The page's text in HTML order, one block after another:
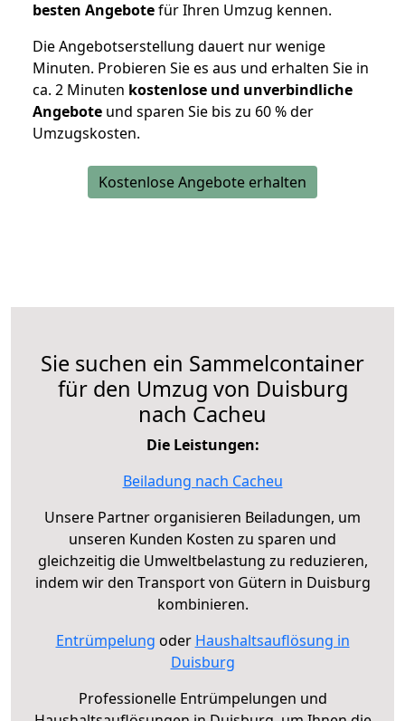
besten Angebotefür Ihren Umzug kennen.
Die Angebotserstellung dauert nur wenige
Minuten. Probieren Sie es aus und erhalten Sie in
ca. 2 Minuten kostenlose und unverbindliche
Angebote und sparen Sie bis zu 60 % der
Umzugskosten.
Kostenlose Angebote erhalten
Sie suchen ein Sammelcontainer
für den Umzug von Duisburg
nach Cacheu
Die Leistungen:
Beiladung nach Cacheu
Unsere Partner organisieren Beiladungen, um
unseren Kunden Kosten zu sparen und
gleichzeitig die Umweltbelastung zu reduzieren,
indem wir den Transport von Gütern in Duisburg
kombinieren.
Entrümpelung oder Haushaltsauflösung in
Duisburg
Professionelle Entrümpelungen und